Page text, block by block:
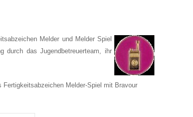
Melder und Melder Spiel
durch das Jugendbetreuerteam, ihr
Melder-Spiel mit Bravour